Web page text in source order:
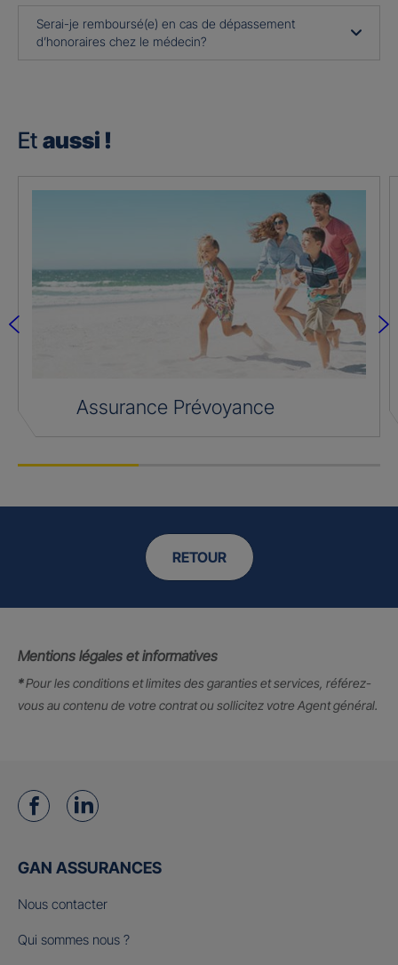
Serai-je remboursé(e) en cas de dépassement
d’honoraires chez le médecin?
Et aussi !
Assurance Prévoyance
RETOUR
Mentions légales et informatives
*Pour les conditions et limites des garanties et services, référez-
vous au contenu de votre contrat ou sollicitez votre Agent général.
GAN ASSURANCES
Nous contacter
Qui sommes nous ?